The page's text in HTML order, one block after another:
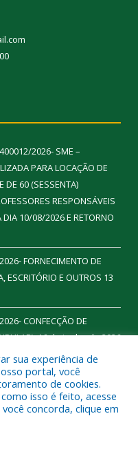
2026- SME –
PARA LOCAÇÃO DE
DE 60 (SESSENTA)
RESPONSÁVEIS
DIA 10/08/2026 E RETORNO
FORNECIMENTO DE
ESCRITÓRIO E OUTROS 13
CONFECÇÃO DE
16 de junho de 2026
Municipal de
sua experiência de
portal, você
de cookies.
isso é feito, acesse
você concorda, clique em